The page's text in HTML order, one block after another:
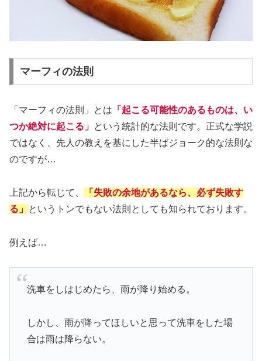
マーフィの法則
「マーフィの法則」とは 「起こる可能性のあるものは、い
つか絶対に起こる」 という統計的な法則です。正式な学説
ではなく、先人の教えを基にした半ばジョーク的な法則な
のですが…
上記から転じて、
「失敗の余地があるなら、必ず失敗す
る」 というトンでもない法則としても知られております。
例えば…
洗車をしはじめたら、雨が降り始める。
しかし、雨が降ってほしいと思って洗車をした場
合は雨は降らない。